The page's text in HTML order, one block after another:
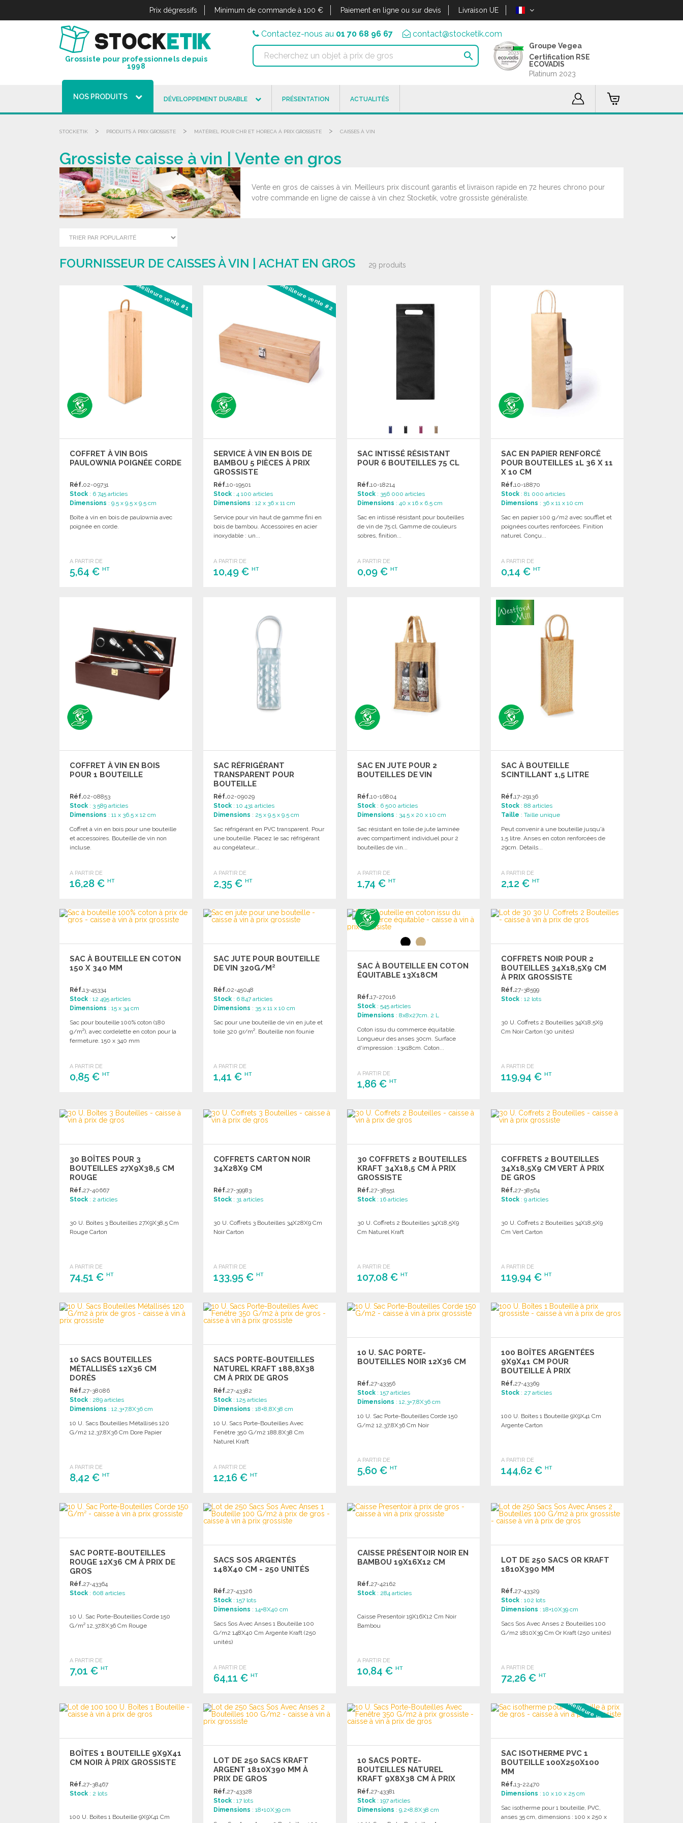
Prix dégressifs Minimum de commande à 100 € Paiement en ligne ou sur devis Livraison UE
Grossiste pour professionnels depuis
1998
Contactez-nous au 01 70 68 96 67 contact@stocketik.com

Groupe Vegea
Certification RSE
ECOVADIS
Platinum 2023
NOS PRODUITS DÉVELOPPEMENT DURABLE PRÉSENTATION ACTUALITÉS
STOCKETIK > PRODUITS À PRIX GROSSISTE > MATÉRIEL POUR CHR ET HORECA À PRIX GROSSISTE > CAISSES À VIN
Grossiste caisse à vin | Vente en gros
Vente en gros de caisses à vin. Meilleurs prix discount garantis et livraison rapide en 72 heures chrono pour
votre commande en ligne de caisse à vin chez Stocketik, votre grossiste généraliste.
FOURNISSEUR DE CAISSES À VIN | ACHAT EN GROS 29 produits
Meilleure vente #1
COFFRET À VIN BOIS
PAULOWNIA POIGNÉE CORDE
Réf.02-09731
Stock : 6 745 articles
Dimensions : 9.5 x 9.5 x 9.5 cm
Boîte à vin en bois de paulownia avec
poignée en corde.
A PARTIR DE
5,64 € HT
Meilleure vente #2
SERVICE À VIN EN BOIS DE
BAMBOU 5 PIÈCES À PRIX
GROSSISTE
Réf.10-19501
Stock : 4 100 articles
Dimensions : 12 x 36 x 11 cm
Service pour vin haut de gamme fini en
bois de bambou. Accessoires en acier
inoxydable : un...
A PARTIR DE
10,49 €HT
SAC INTISSÉ RÉSISTANT
POUR 6 BOUTEILLES 75 CL
Réf.10-18214
Stock : 356 000 articles
Dimensions : 40 x 16 x 6.5 cm
Sac en intissé résistant pour bouteilles
de vin de 75 cl. Gamme de couleurs
sobres, finition...
A PARTIR DE
0,09 €HT
SAC EN PAPIER RENFORCÉ
POUR BOUTEILLES 1L 36 X 11
X 10 CM
Réf.10-18870
Stock : 81 000 articles
Dimensions : 36 x 11 x 10 cm
Sac en papier 100 g/m2 avec soufflet et
poignées courtes renforcées. Finition
naturel. Conçu...
A PARTIR DE
0,14 €HT
Demander un devis
COFFRET À VIN EN BOIS
POUR 1 BOUTEILLE
Réf.02-08853
Stock : 3 589 articles
Dimensions : 11 x 36.5 x 12 cm
Coffret à vin en bois pour une bouteille
et accessoires. Bouteille de vin non
incluse.
A PARTIR DE
16,28 € HT
Demander un devis
SAC RÉFRIGÉRANT
TRANSPARENT POUR
BOUTEILLE
Réf.02-09029
Stock : 10 431 articles
Dimensions : 25 x 9.5 x 9.5 cm
Sac réfrigérant en PVC transparent. Pour
une bouteille. Placez le sac réfrigérant
au congélateur...
A PARTIR DE
2,35 €HT
Demander un devis
SAC EN JUTE POUR 2
BOUTEILLES DE VIN
Réf.10-16804
Stock : 6 500 articles
Dimensions : 34.5 x 20 x 10 cm
Sac résistant en toile de jute laminée
avec compartiment individuel pour 2
bouteilles de vin...
A PARTIR DE
1,74 €HT
Demander un devis
SAC À BOUTEILLE
SCINTILLANT 1,5 LITRE
Réf.17-29136
Stock : 88 articles
Taille : Taille unique
Peut convenir à une bouteille jusqu'à
1,5 litre. Anses en coton renforcées de
29cm. Détails...
A PARTIR DE
2,12 €HT
Demander un devis
SAC À BOUTEILLE EN COTON
150 X 340 MM
Réf.13-45334
Stock : 12 495 articles
Dimensions : 15 x 34 cm
Sac pour bouteille 100% coton (180
g/m²), avec cordelette en coton pour la
fermeture. 150 x 340 mm
A PARTIR DE
0,85 € HT
Demander un devis
SAC JUTE POUR BOUTEILLE
DE VIN 320G/M²
Réf.02-45048
Stock : 6 847 articles
Dimensions : 35 x 11 x 10 cm
Sac pour une bouteille de vin en jute et
toile 320 gr/m². Bouteille non founie
A PARTIR DE
1,41 €HT
Demander un devis
SAC À BOUTEILLE EN COTON
ÉQUITABLE 13X18CM
Réf.17-27016
Stock : 545 articles
Dimensions : 8x8x27cm. 2 L
Coton issu du commerce équitable.
Longueur des anses 30cm. Surface
d'impression : 13x18cm. Coton...
A PARTIR DE
1,86 €HT
Demander un devis
COFFRETS NOIR POUR 2
BOUTEILLES 34X18,5X9 CM
À PRIX GROSSISTE
Réf.27-38599
Stock : 12 lots
30 U. Coffrets 2 Bouteilles 34X18,5X9
Cm Noir Carton (30 unités)
A PARTIR DE
119,94 €HT
Demander un devis
30 BOÎTES POUR 3
BOUTEILLES 27X9X38,5 CM
ROUGE
Réf.27-40667
Stock : 2 articles
30 U. Boîtes 3 Bouteilles 27X9X38,5 Cm
Rouge Carton
A PARTIR DE
74,51 € HT
Demander un devis
COFFRETS CARTON NOIR
34X28X9 CM
Réf.27-39983
Stock : 31 articles
30 U. Coffrets 3 Bouteilles 34X28X9 Cm
Noir Carton
A PARTIR DE
133,95 €HT
Demander un devis
30 COFFRETS 2 BOUTEILLES
KRAFT 34X18,5 CM À PRIX
GROSSISTE
Réf.27-38551
Stock : 16 articles
30 U. Coffrets 2 Bouteilles 34X18,5X9
Cm Naturel Kraft
A PARTIR DE
107,08 €HT
Demander un devis
COFFRETS 2 BOUTEILLES
34X18,5X9 CM VERT À PRIX
DE GROS
Réf.27-38564
Stock : 9 articles
30 U. Coffrets 2 Bouteilles 34X18,5X9
Cm Vert Carton
A PARTIR DE
119,94 €HT
Demander un devis
10 SACS BOUTEILLES
MÉTALLISÉS 12X36 CM
DORÉS
Réf.27-38086
Stock : 289 articles
Dimensions : 12,3+7,8X36 cm
10 U. Sacs Bouteilles Métallisés 120
G/m2 12,37,8X36 Cm Dore Papier
A PARTIR DE
8,42 € HT
Demander un devis
SACS PORTE-BOUTEILLES
NATUREL KRAFT 188,8X38
CM À PRIX DE GROS
Réf.27-43382
Stock : 125 articles
Dimensions : 18+8,8X38 cm
10 U. Sacs Porte-Bouteilles Avec
Fenêtre 350 G/m2 188,8X38 Cm
Naturel Kraft
A PARTIR DE
12,16 €HT
Demander un devis
10 U. SAC PORTE-
BOUTEILLES NOIR 12X36 CM
Réf.27-43356
Stock : 157 articles
Dimensions : 12,3+7,8X36 cm
10 U. Sac Porte-Bouteilles Corde 150
G/m2 12,37,8X36 Cm Noir
A PARTIR DE
5,60 €HT
Demander un devis
100 BOÎTES ARGENTÉES
9X9X41 CM POUR
BOUTEILLE À PRIX
GROSSISTE
Réf.27-43369
Stock : 27 articles
100 U. Boîtes 1 Bouteille 9X9X41 Cm
Argente Carton
A PARTIR DE
144,62 €HT
Demander un devis
SAC PORTE-BOUTEILLES
ROUGE 12X36 CM À PRIX DE
GROS
Réf.27-43364
Stock : 608 articles
10 U. Sac Porte-Bouteilles Corde 150
G/m² 12,37,8X36 Cm Rouge
A PARTIR DE
7,01 € HT
Demander un devis
SACS SOS ARGENTÉS
148X40 CM - 250 UNITÉS
Réf.27-43326
Stock : 157 lots
Dimensions : 14+8X40 cm
Sacs Sos Avec Anses 1 Bouteille 100
G/m2 148X40 Cm Argente Kraft (250
unités)
A PARTIR DE
64,11 €HT
Demander un devis
CAISSE PRÉSENTOIR NOIR EN
BAMBOU 19X16X12 CM
Réf.27-42162
Stock : 284 articles
Caisse Presentoir 19X16X12 Cm Noir
Bambou
A PARTIR DE
10,84 €HT
Demander un devis
LOT DE 250 SACS OR KRAFT
1810X390 MM
Réf.27-43329
Stock : 102 lots
Dimensions : 18+10X39 cm
Sacs Sos Avec Anses 2 Bouteilles 100
G/m2 1810X39 Cm Or Kraft (250 unités)
A PARTIR DE
72,26 €HT
Demander un devis
BOÎTES 1 BOUTEILLE 9X9X41
CM NOIR À PRIX GROSSISTE
Réf.27-38467
Stock : 2 lots
100 U. Boîtes 1 Bouteille 9X9X41 Cm
LOT DE 250 SACS KRAFT
ARGENT 1810X390 MM À
PRIX DE GROS
Réf.27-43328
Stock : 17 lots
Dimensions : 18+10X39 cm
10 SACS PORTE-
BOUTEILLES NATUREL
KRAFT 9X8X38 CM À PRIX
GROSSISTE
Réf.27-43381
Stock : 197 articles
Dimensions : 9,2+8,8X38 cm
Meilleure vente #3
SAC ISOTHERME PVC 1
BOUTEILLE 100X250X100
MM
Réf.13-22470
Dimensions : 10 x 10 x 25 cm
Sac isotherme pour 1 bouteille, PVC,
anses 35 cm, dimensions : 100 x 250 x